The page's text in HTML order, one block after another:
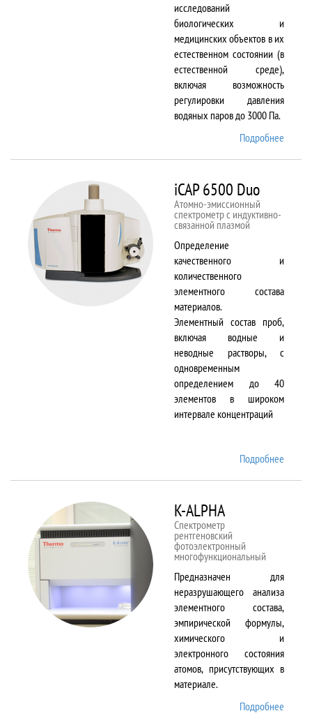
исследований
биологических и
медицинских объектов в их
естественном состоянии (в
естественной среде),
включая возможность
регулировки давления
водяных паров до 3000 Па.
Подробнее
iCAP 6500 Duo
Атомно-эмиссионный
спектрометр с индуктивно-
связанной плазмой
Определение
качественного и
количественного
элементного состава
материалов.
Элементный состав проб,
включая водные и
неводные растворы, с
одновременным
определением до 40
элементов в широком
интервале концентраций
Подробнее
K-ALPHA
Спектрометр
рентгеновский
фотоэлектронный
многофункциональный
Предназначен для
неразрушающего анализа
элементного состава,
эмпирической формулы,
химического и
электронного состояния
атомов, присутствующих в
материале.
Подробнее